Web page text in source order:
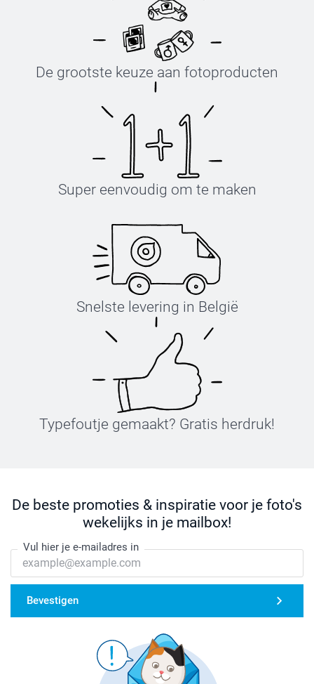
De grootste keuze aan fotoproducten
Super eenvoudig om te maken
Snelste levering in België
Typefoutje gemaakt? Gratis herdruk!
De beste promoties & inspiratie voor je foto's
wekelijks in je mailbox!
Vul hier je e-mailadres in
Bevestigen